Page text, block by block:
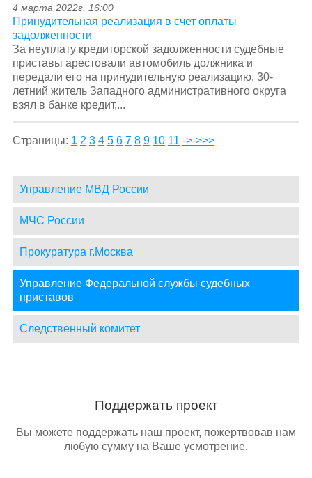
4 марта 2022г. 16:00
Принудительная реализация в счет оплаты
задолженности
За неуплату кредиторской задолженности судебные
приставы арестовали автомобиль должника и
передали его на принудительную реализацию. 30-
летний житель Западного административного округа
взял в банке кредит,...
Страницы: 1 2 3 4 5 6 7 8 9 10 11 ->->>>
Управление МВД России
МЧС России
Прокуратура г.Москва
Управление Федеральной службы судебных
приставов
Следственный комитет
Поддержать проект
Вы можете поддержать наш проект, пожертвовав нам
любую сумму на Ваше усмотрение.